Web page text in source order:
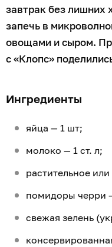
завтрак без лишних
запечь в
овощами и сыром.
с «Клопс»
Ингредиенты
яйца — 1 шт;
молоко — 1 ст. л;
растительное
помидоры черри
свежая зелень